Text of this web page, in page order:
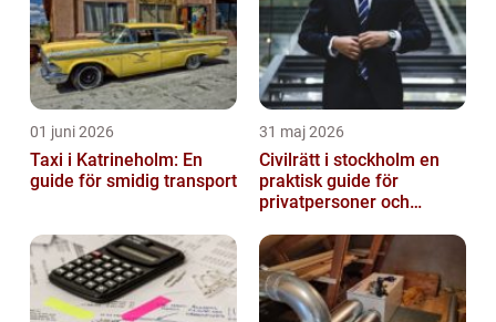
01 juni 2026
Taxi i Katrineholm: En
guide för smidig transport
31 maj 2026
Civilrätt i stockholm en
praktisk guide för
privatpersoner och